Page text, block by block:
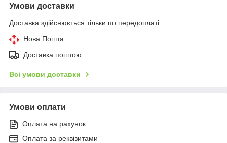
Умови доставки
Доставка здійснюється тільки по передоплаті.
Нова Пошта
Доставка поштою
Всі умови доставки
Умови оплати
Оплата на рахунок
Оплата за реквізитами